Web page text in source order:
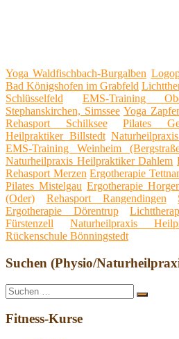
Yoga Waldfischbach-Burgalben
Bad Königshofen im Grabfeld
Schlüsselfeld
EMS-Training
Stephanskirchen, Simssee Yoga
Rehasport Schilksee
Pilates
Heilpraktiker Billstedt
EMS-Training Weinheim
Naturheilpraxis Heilpraktiker Dahlem
Rehasport Merzen Ergotherapie
Pilates Mistelgau Ergotherapie
(Oder)
Rehasport Rangendingen
Ergotherapie Dörentrup
Fürstenzell
Naturheilpraxis
Rückenschule Bönningstedt
Suchen (Physio/
Suche
nach:
Suchen
Fitness-Kurse